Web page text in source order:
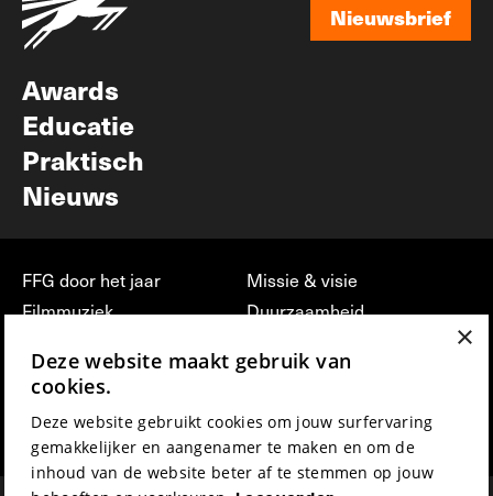
Nieuwsbrief
Awards
Educatie
Praktisch
Nieuws
FFG door het jaar
Filmmuziek
Press & Industry
Film Fest Friends
Missie & visie
Duurzaamheid
vrijwilligerswerk bij FFG
Privacy & Disclaimer
×
Deze website maakt gebruik van
cookies.
Deze website gebruikt cookies om jouw surfervaring
gemakkelijker en aangenamer te maken en om de
inhoud van de website beter af te stemmen op jouw